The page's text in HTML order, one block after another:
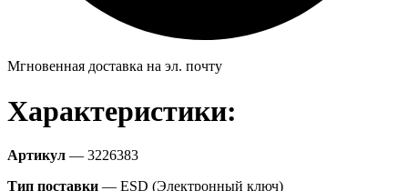
Мгновенная доставка на эл. почту
Характеристики:
Артикул — 3226383
Тип поставки — ESD (Электронный ключ)